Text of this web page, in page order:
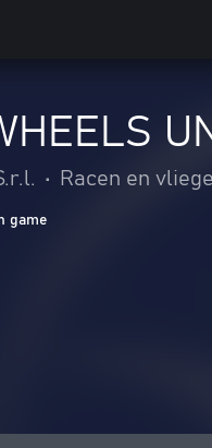
• Racen en
game